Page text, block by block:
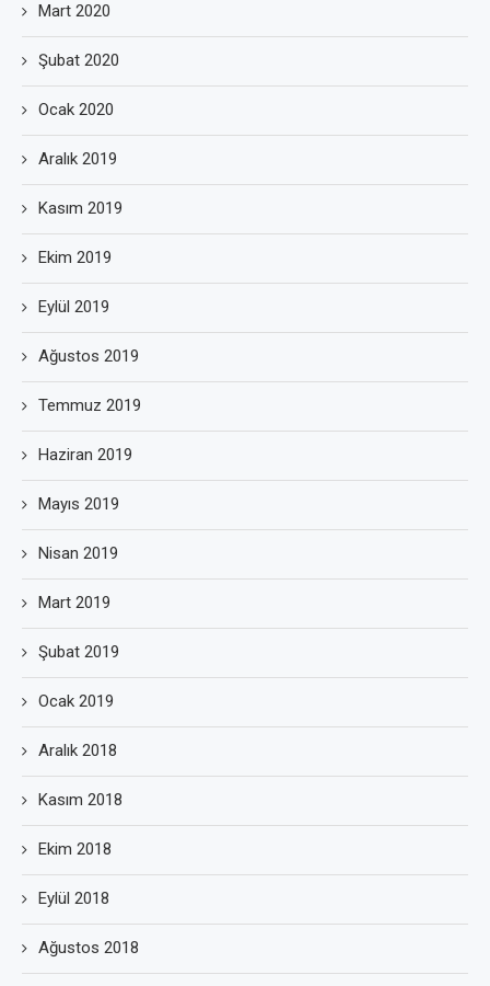
Mart 2020
Şubat 2020
Ocak 2020
Aralık 2019
Kasım 2019
Ekim 2019
Eylül 2019
Ağustos 2019
Temmuz 2019
Haziran 2019
Mayıs 2019
Nisan 2019
Mart 2019
Şubat 2019
Ocak 2019
Aralık 2018
Kasım 2018
Ekim 2018
Eylül 2018
Ağustos 2018